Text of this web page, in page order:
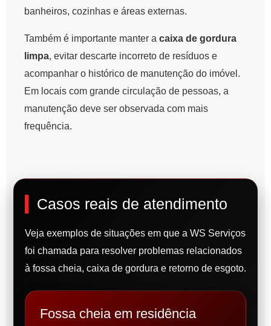
banheiros, cozinhas e áreas externas.
Também é importante manter a caixa de gordura
limpa, evitar descarte incorreto de resíduos e
acompanhar o histórico de manutenção do imóvel.
Em locais com grande circulação de pessoas, a
manutenção deve ser observada com mais
frequência.
Casos reais de atendimento
Veja exemplos de situações em que a WS Serviços
foi chamada para resolver problemas relacionados
à fossa cheia, caixa de gordura e retorno de esgoto.
Fossa cheia em residência